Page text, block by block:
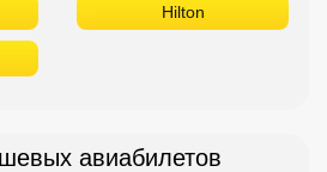
Hilton
авиабилетов